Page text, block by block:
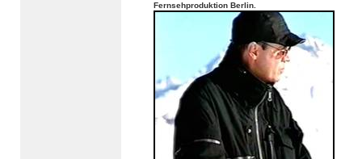
Fernsehproduktion Berlin.